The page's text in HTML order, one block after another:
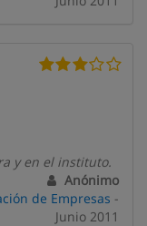
y en el instituto.
Anónimo
de Empresas -
Junio 2011